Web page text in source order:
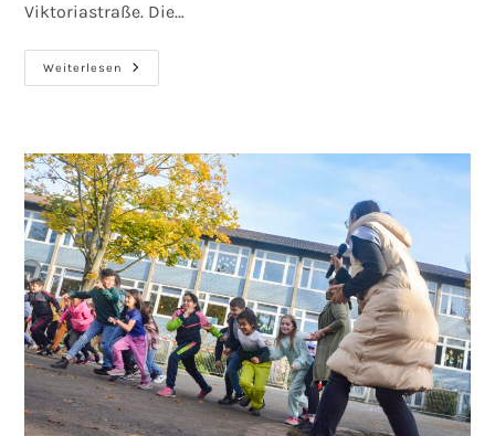
Viktoriastraße. Die…
Weiterlesen
Ritter
Rost
Gast
In
Der
Viktoriastraße